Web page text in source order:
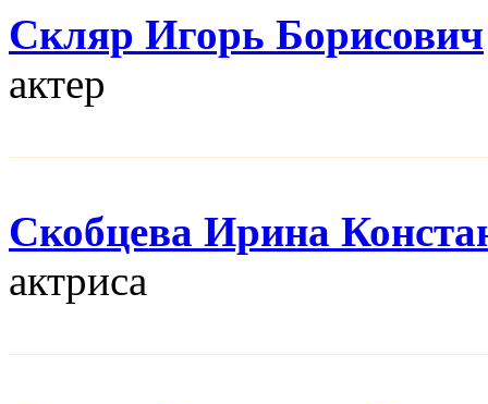
Скляр Игорь Борисович
актер
Скобцева Ирина
актриса